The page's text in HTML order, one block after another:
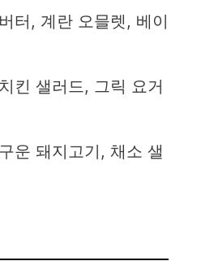
터, 계란 오믈렛, 베이
킨 샐러드, 그릭 요거
운 돼지고기, 채소 샐